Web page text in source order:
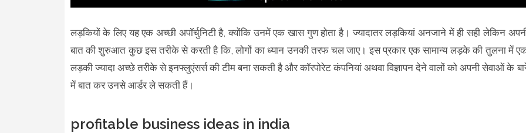
लड़कियों के लिए यह एक अच्छी अपॉर्चुनिटी है, क्योंकि उनमें एक खास गुण होता है। ज्यादातर लड़कियां अनजाने में ही सही लेकिन
बात की शुरुआत कुछ इस तरीके से करती है कि, लोगों का ध्यान उनकी तरफ चल जाए। इस प्रकार एक सामान्य लड़के की तुलना में
लड़की ज्यादा अच्छे तरीके से इनफ्लुएंसर्स की टीम बना सकती है और कॉरपोरेट कंपनियां अथवा विज्ञापन देने वालों को अपनी सेवाओं के
में बात कर उनसे आर्डर ले सकती हैं।
profitable business ideas in india